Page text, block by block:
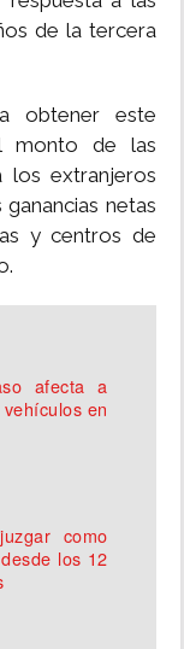
de la tercera
obtener este
monto de las
los extranjeros
netas
y centros de
afecta a
en
como
los 12